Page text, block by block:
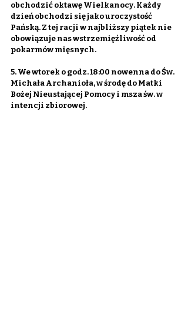
obchodzić oktawę Wielkanocy. Każdy
dzień obchodzi się jako uroczystość
Pańską. Z tej racji w najbliższy piątek nie
obowiązuje nas wstrzemięźliwość od
pokarmów mięsnych.
5. We wtorek o godz. 18:00 nowenna do Św.
Michała Archanioła, w środę do Matki
Bożej Nieustającej Pomocy i msza św. w
intencji zbiorowej.